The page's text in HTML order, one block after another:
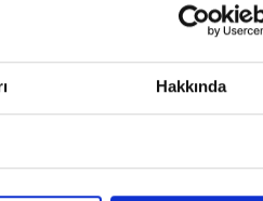
Hakkında